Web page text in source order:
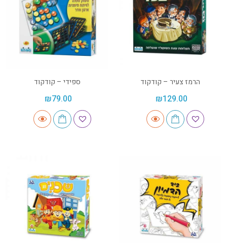
הרמז צעיר – קודקוד
₪129.00
ספידי – קודקוד
₪79.00